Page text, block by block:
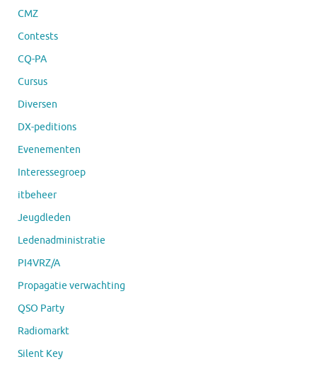
CMZ
Contests
CQ-PA
Cursus
Diversen
DX-peditions
Evenementen
Interessegroep
itbeheer
Jeugdleden
Ledenadministratie
PI4VRZ/A
Propagatie verwachting
QSO Party
Radiomarkt
Silent Key